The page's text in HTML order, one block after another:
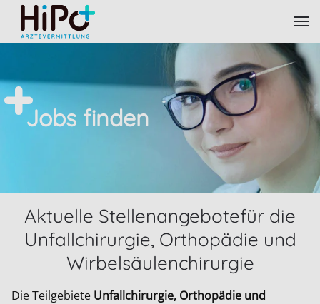
Skip to main content
Jobs finden
Aktuelle Stellenangebotefür die
Unfallchirurgie, Orthopädie und
Wirbelsäulenchirurgie
Die Teilgebiete Unfallchirurgie, Orthopädie und